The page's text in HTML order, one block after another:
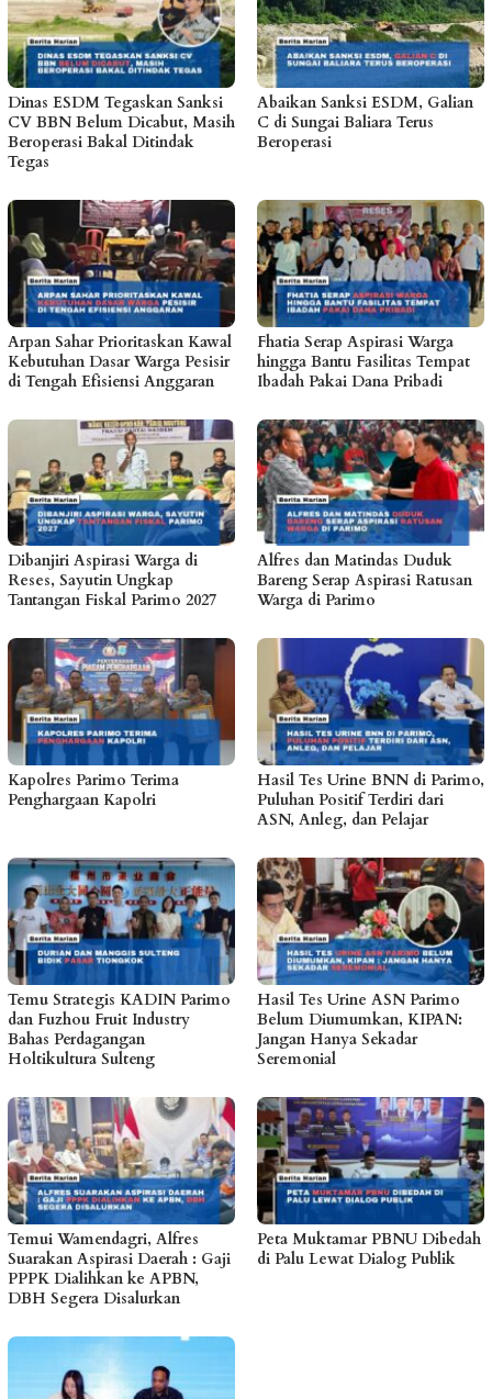
Dinas ESDM Tegaskan Sanksi
CV BBN Belum Dicabut, Masih
Beroperasi Bakal Ditindak
Tegas
Abaikan Sanksi ESDM, Galian
C di Sungai Baliara Terus
Beroperasi
Arpan Sahar Prioritaskan Kawal
Kebutuhan Dasar Warga Pesisir
di Tengah Efisiensi Anggaran
Fhatia Serap Aspirasi Warga
hingga Bantu Fasilitas Tempat
Ibadah Pakai Dana Pribadi
Dibanjiri Aspirasi Warga di
Reses, Sayutin Ungkap
Tantangan Fiskal Parimo 2027
Alfres dan Matindas Duduk
Bareng Serap Aspirasi Ratusan
Warga di Parimo
Kapolres Parimo Terima
Penghargaan Kapolri
Hasil Tes Urine BNN di Parimo,
Puluhan Positif Terdiri dari
ASN, Anleg, dan Pelajar
Temu Strategis KADIN Parimo
dan Fuzhou Fruit Industry
Bahas Perdagangan
Holtikultura Sulteng
Hasil Tes Urine ASN Parimo
Belum Diumumkan, KIPAN:
Jangan Hanya Sekadar
Seremonial
Temui Wamendagri, Alfres
Suarakan Aspirasi Daerah : Gaji
PPPK Dialihkan ke APBN,
DBH Segera Disalurkan
Peta Muktamar PBNU Dibedah
di Palu Lewat Dialog Publik